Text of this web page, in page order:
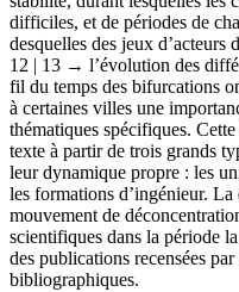
difficiles, et de périodes de
desquelles des jeux d’acteurs
12 | 13 → l’évolution des
fil du temps des bifurcations
à certaines villes une
thématiques spécifiques.
texte à partir de trois grands
leur dynamique propre : les
les formations d’ingénieur.
mouvement de
scientifiques dans la période
des publications recensées par
bibliographiques.